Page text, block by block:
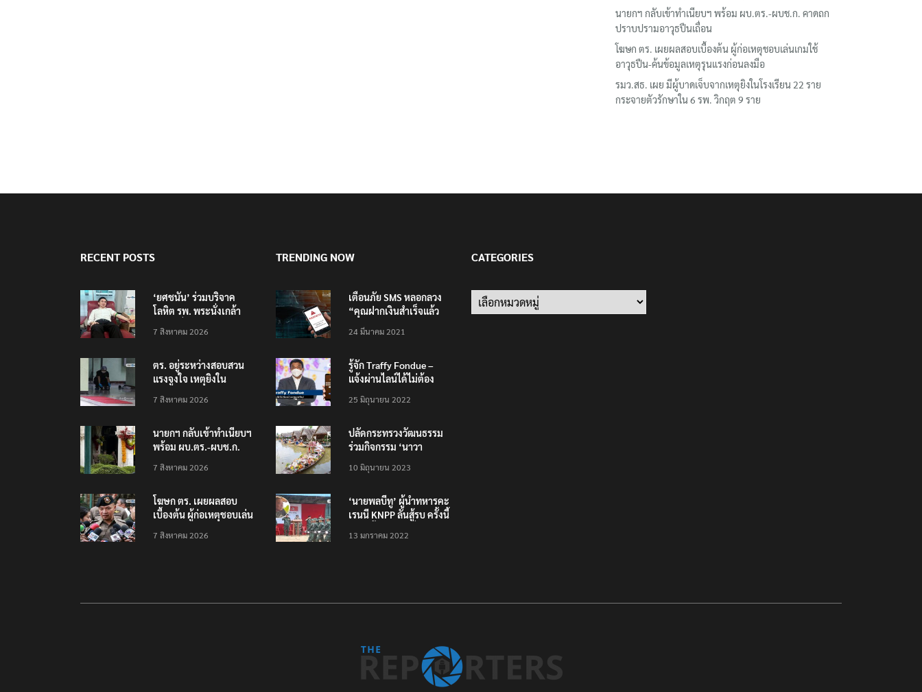
นายกฯ กลับเข้าทำเนียบฯ พร้อม ผบ.ตร.-ผบช.ก. คาดถก
ปราบปรามอาวุธปืนเถื่อน
โฆษก ตร. เผยผลสอบเบื้องต้น ผู้ก่อเหตุชอบเล่นเกมใช้
อาวุธปืน-ค้นข้อมูลเหตุรุนแรงก่อนลงมือ
รมว.สธ. เผย มีผู้บาดเจ็บจากเหตุยิงในโรงเรียน 22 ราย
กระจายตัวรักษาใน 6 รพ. วิกฤต 9 ราย
RECENT POSTS
‘ยศชนัน’ ร่วมบริจาค
โลหิต รพ. พระนั่งเกล้า
เทพศิรินทร์ นนทบุรี
7 สิงหาคม 2026
ตร. อยู่ระหว่างสอบสวน
แรงจูงใจ เหตุยิงใน
นนทบุรี พบเด็กก่อเหตุ
7 สิงหาคม 2026
นายกฯ กลับเข้าทำเนียบฯ
พร้อม ผบ.ตร.-ผบช.ก.
ปืนเถื่อน
7 สิงหาคม 2026
โฆษก ตร. เผยผลสอบ
เบื้องต้น ผู้ก่อเหตุชอบเล่น
เหตุรุนแรงก่อนลงมือ
7 สิงหาคม 2026
TRENDING NOW
เตือนภัย SMS หลอกลวง
“คุณฝากเงินสำเร็จแล้ว
200,000 บาท”
24 มีนาคม 2021
รู้จัก Traffy Fondue –
แจ้งผ่านไลน์ได้ไม่ต้อง
ทั่วไทย ไม่ใช่แค่ในกรุง
25 มิถุนายน 2022
ปลัดกระทรวงวัฒนธรรม
ร่วมกิจกรรม ‘นาวา
ตักบาตรทางน้ำ
10 มิถุนายน 2023
‘นายพลบีทู’ ผู้นำทหารคะ
เรนนี KNPP ลั่นสู้รบ ครั้งนี้
ประชาชนต้องชนะ
13 มกราคม 2022
CATEGORIES
Categories